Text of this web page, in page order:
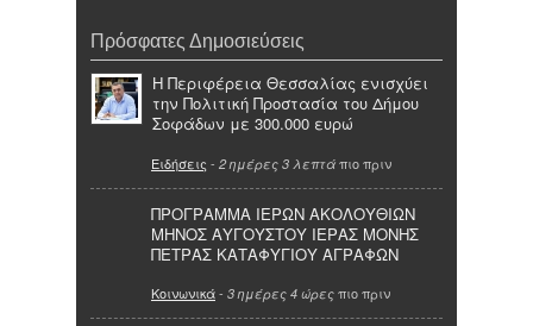
Πρόσφατες Δημοσιεύσεις
Η Περιφέρεια Θεσσαλίας ενισχύει
την Πολιτική Προστασία του Δήμου
Σοφάδων με 300.000 ευρώ
Ειδήσεις - 2 ημέρες 3 λεπτά πιο πριν
ΠΡΟΓΡΑΜΜΑ ΙΕΡΩΝ ΑΚΟΛΟΥΘΙΩΝ
ΜΗΝΟΣ ΑΥΓΟΥΣΤΟΥ ΙΕΡΑΣ ΜΟΝΗΣ
ΠΕΤΡΑΣ ΚΑΤΑΦΥΓΙΟΥ ΑΓΡΑΦΩΝ
Κοινωνικά- 3 ημέρες 4 ώρες πιο πριν